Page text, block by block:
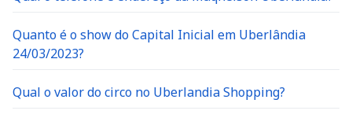
Quanto é o show do Capital Inicial em Uberlândia
24/03/2023?
Qual o valor do circo no Uberlandia Shopping?